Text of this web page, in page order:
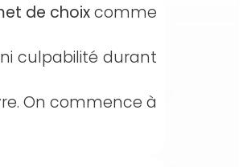
de choixcomme
culpabilité durant
On commence à